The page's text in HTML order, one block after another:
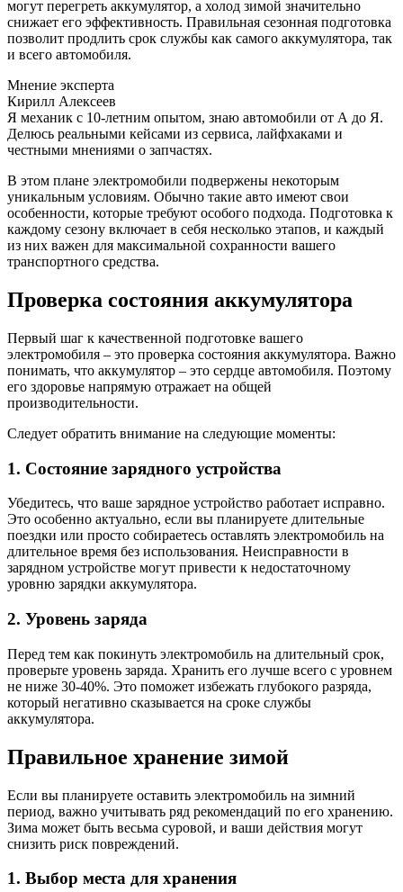
могут перегреть аккумулятор, а холод зимой значительно
снижает его эффективность. Правильная сезонная подготовка
позволит продлить срок службы как самого аккумулятора, так
и всего автомобиля.
Мнение эксперта
Кирилл Алексеев
Я механик с 10-летним опытом, знаю автомобили от А до Я.
Делюсь реальными кейсами из сервиса, лайфхаками и
честными мнениями о запчастях.
В этом плане электромобили подвержены некоторым
уникальным условиям. Обычно такие авто имеют свои
особенности, которые требуют особого подхода. Подготовка к
каждому сезону включает в себя несколько этапов, и каждый
из них важен для максимальной сохранности вашего
транспортного средства.
Проверка состояния аккумулятора
Первый шаг к качественной подготовке вашего
электромобиля – это проверка состояния аккумулятора. Важно
понимать, что аккумулятор – это сердце автомобиля. Поэтому
его здоровье напрямую отражает на общей
производительности.
Следует обратить внимание на следующие моменты:
1. Состояние зарядного устройства
Убедитесь, что ваше зарядное устройство работает исправно.
Это особенно актуально, если вы планируете длительные
поездки или просто собираетесь оставлять электромобиль на
длительное время без использования. Неисправности в
зарядном устройстве могут привести к недостаточному
уровню зарядки аккумулятора.
2. Уровень заряда
Перед тем как покинуть электромобиль на длительный срок,
проверьте уровень заряда. Хранить его лучше всего с уровнем
не ниже 30-40%. Это поможет избежать глубокого разряда,
который негативно сказывается на сроке службы
аккумулятора.
Правильное хранение зимой
Если вы планируете оставить электромобиль на зимний
период, важно учитывать ряд рекомендаций по его хранению.
Зима может быть весьма суровой, и ваши действия могут
снизить риск повреждений.
1. Выбор места для хранения